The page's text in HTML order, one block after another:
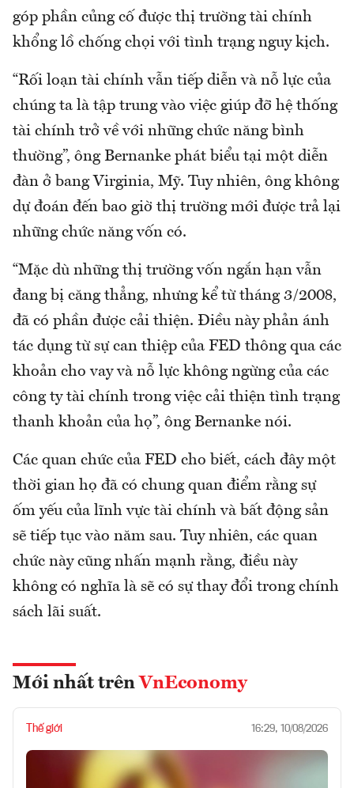
góp phần củng cố được thị trường tài chính
khổng lồ chống chọi với tình trạng nguy kịch.
“Rối loạn tài chính vẫn tiếp diễn và nỗ lực của
chúng ta là tập trung vào việc giúp đỡ hệ thống
tài chính trở về với những chức năng bình
thường”, ông Bernanke phát biểu tại một diễn
đàn ở bang Virginia, Mỹ. Tuy nhiên, ông không
dự đoán đến bao giờ thị trường mới được trả lại
những chức năng vốn có.
“Mặc dù những thị trường vốn ngắn hạn vẫn
đang bị căng thẳng, nhưng kể từ tháng 3/2008,
đã có phần được cải thiện. Điều này phản ánh
tác dụng từ sự can thiệp của FED thông qua các
khoản cho vay và nỗ lực không ngừng của các
công ty tài chính trong việc cải thiện tình trạng
thanh khoản của họ”, ông Bernanke nói.
Các quan chức của FED cho biết, cách đây một
thời gian họ đã có chung quan điểm rằng sự
ốm yếu của lĩnh vực tài chính và bất động sản
sẽ tiếp tục vào năm sau. Tuy nhiên, các quan
chức này cũng nhấn mạnh rằng, điều này
không có nghĩa là sẽ có sự thay đổi trong chính
sách lãi suất.
Mới nhất trên VnEconomy
Thế giới 16:29, 10/08/2026